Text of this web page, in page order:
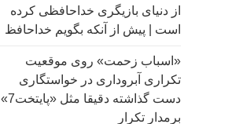
از دنیای بازیگری خداحافظی کرده
است | پیش از آنکه بگویم خداحافظ
«اسباب زحمت» روی موقعیت
تکراری آبروداری در خواستگاری
دست گذاشته دقیقا مثل «پایتخت7» |
برمدار تکرار